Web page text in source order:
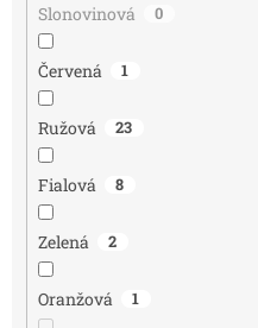
Slonovinová 0
Červená 1
Ružová 23
Fialová 8
Zelená 2
Oranžová 1